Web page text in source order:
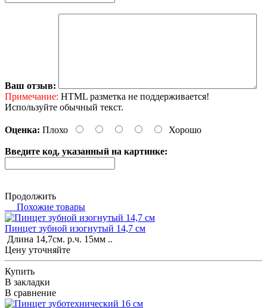
Ваш отзыв:
Примечание: HTML разметка не поддерживается!
Используйте обычный текст.
Оценка: Плохо Хорошо
Введите код, указанный на картинке:
Продолжить
Похожие товары
Пинцет зубной изогнутый 14,7 см
Длина 14,7см. р.ч. 15мм ..
Цену уточняйте
Купить
В закладки
В сравнение